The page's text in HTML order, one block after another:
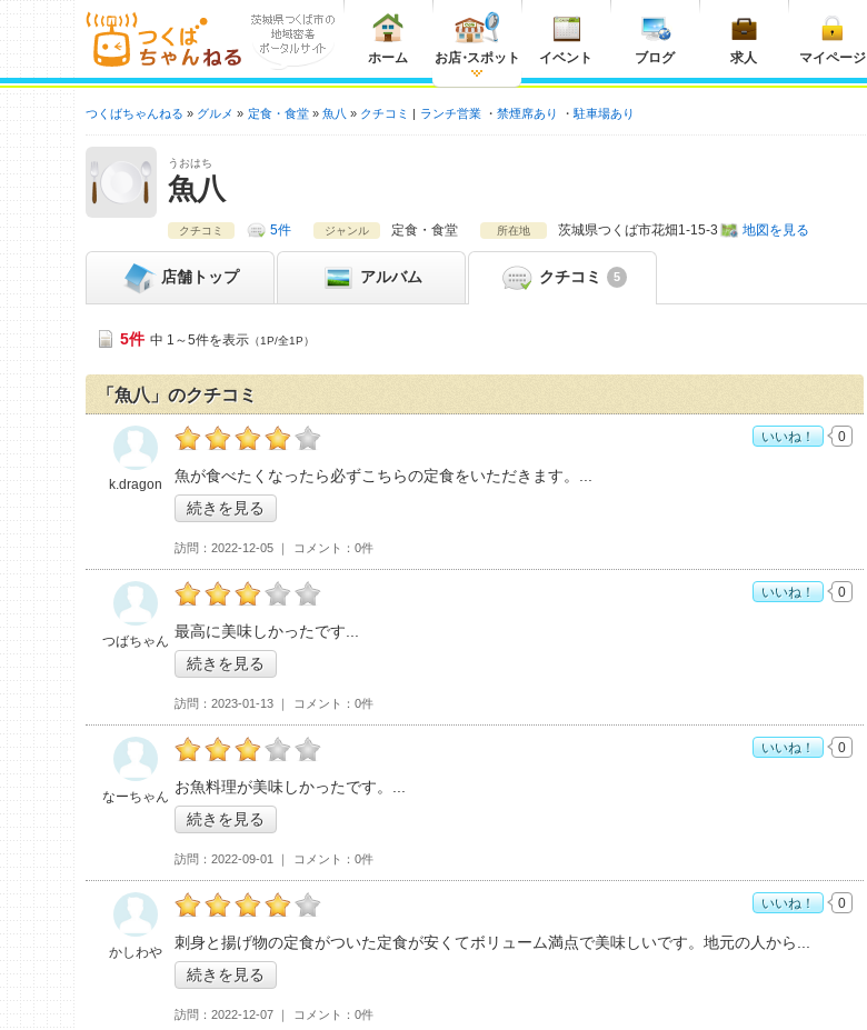
ホーム お店・スポット イベント ブログ 求人 マイページ
つくばちゃんねる グルメ 定食・食堂 魚八 クチコミ ランチ営業 禁煙席あり 駐車場あり
うおはち
魚八
クチコミ 5件 ジャンル 定食・食堂 所在地 茨城県つくば市花畑1-15-3 地図を見る
店舗 トップ アルバム クチコミ 5
5件 中 1～5件を表示 （1P/全1P）
「魚八」のクチコミ
k.dragonの「魚八>」おすすめ度： 4
魚が食べたくなったら必ずこちらの定食をいただきます。
続きを見る
訪問 2022-12-05 コメント 0件
k.dragon
いいね！ 0
つばちゃんの「魚八>」おすすめ度：
最高に美味しかったです
続きを見る
訪問 2023-01-13 コメント 0件
つばちゃん
いいね！ 0
なーちゃんの「魚八>」おすすめ度：
お魚料理が美味しかったです。
続きを見る
訪問 2022-09-01 コメント 0件
なーちゃん
いいね！ 0
かしわやの「魚八>」おすすめ度：
刺身と揚げ物の定食がついた定食が安くてボリューム満点で美味しいです。地元の人から
続きを見る
訪問 2022-12-07 コメント 0件
かしわや
いいね！ 0